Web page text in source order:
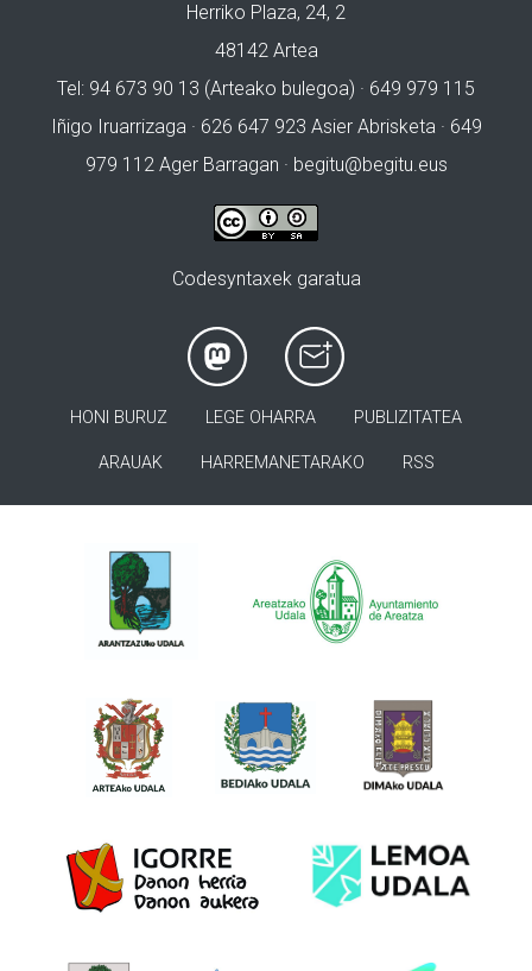
Herriko Plaza, 24, 2
48142 Artea
Tel: 94 673 90 13 (Arteako bulegoa) · 649 979 115
Iñigo Iruarrizaga · 626 647 923 Asier Abrisketa · 649
979 112 Ager Barragan · begitu@begitu.eus
Codesyntaxek garatua
HONI BURUZ LEGE OHARRA PUBLIZITATEA
ARAUAK HARREMANETARAKO RSS